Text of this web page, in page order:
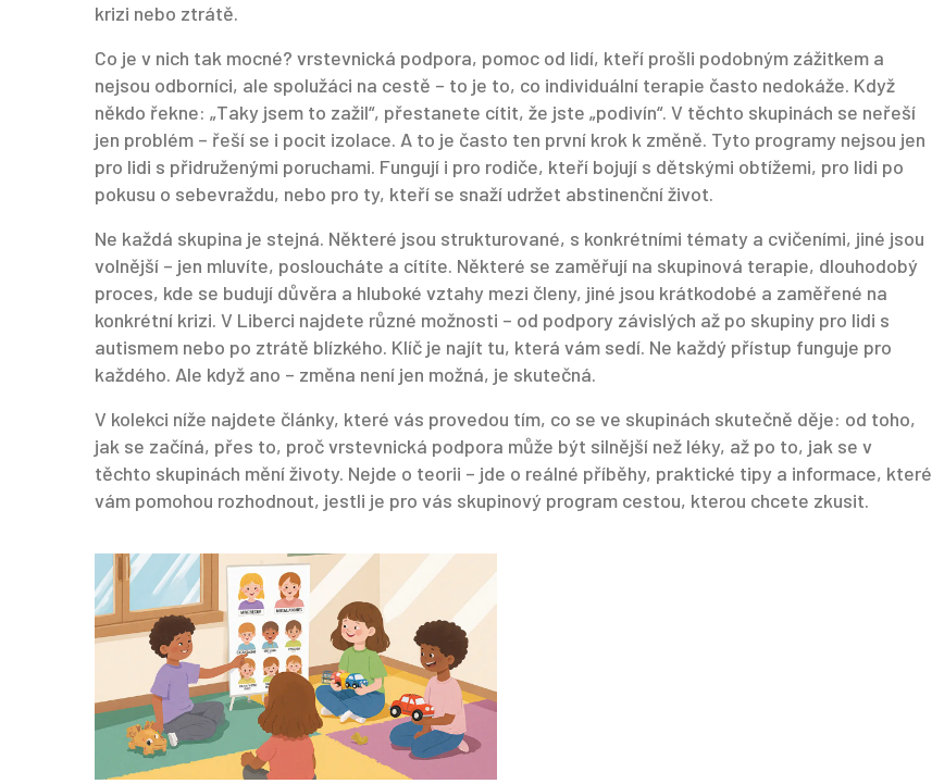
krizi nebo ztrátě.
Co je v nich tak mocné? vrstevnická podpora, pomoc od lidí, kteří prošli podobným zážitkem a
nejsou odborníci, ale spolužáci na cestě – to je to, co individuální terapie často nedokáže. Když
někdo řekne: „Taky jsem to zažil“, přestanete cítit, že jste „podivín“. V těchto skupinách se neřeší
jen problém – řeší se i pocit izolace. A to je často ten první krok k změně. Tyto programy nejsou jen
pro lidi s přidruženými poruchami. Fungují i pro rodiče, kteří bojují s dětskými obtížemi, pro lidi po
pokusu o sebevraždu, nebo pro ty, kteří se snaží udržet abstinenční život.
Ne každá skupina je stejná. Některé jsou strukturované, s konkrétními tématy a cvičeními, jiné jsou
volnější – jen mluvíte, posloucháte a cítíte. Některé se zaměřují na skupinová terapie, dlouhodobý
proces, kde se budují důvěra a hluboké vztahy mezi členy, jiné jsou krátkodobé a zaměřené na
konkrétní krizi. V Liberci najdete různé možnosti – od podpory závislých až po skupiny pro lidi s
autismem nebo po ztrátě blízkého. Klíč je najít tu, která vám sedí. Ne každý přístup funguje pro
každého. Ale když ano – změna není jen možná, je skutečná.
V kolekci níže najdete články, které vás provedou tím, co se ve skupinách skutečně děje: od toho,
jak se začíná, přes to, proč vrstevnická podpora může být silnější než léky, až po to, jak se v
těchto skupinách mění životy. Nejde o teorii – jde o reálné příběhy, praktické tipy a informace, které
vám pomohou rozhodnout, jestli je pro vás skupinový program cestou, kterou chcete zkusit.